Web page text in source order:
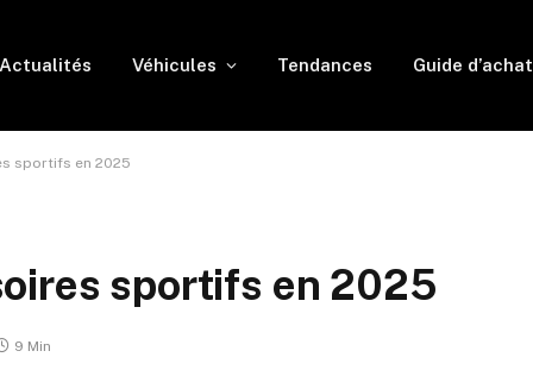
Actualités Véhicules Tendances Guide d’achat
sportifs en 2025
sportifs en 2025
9 Min